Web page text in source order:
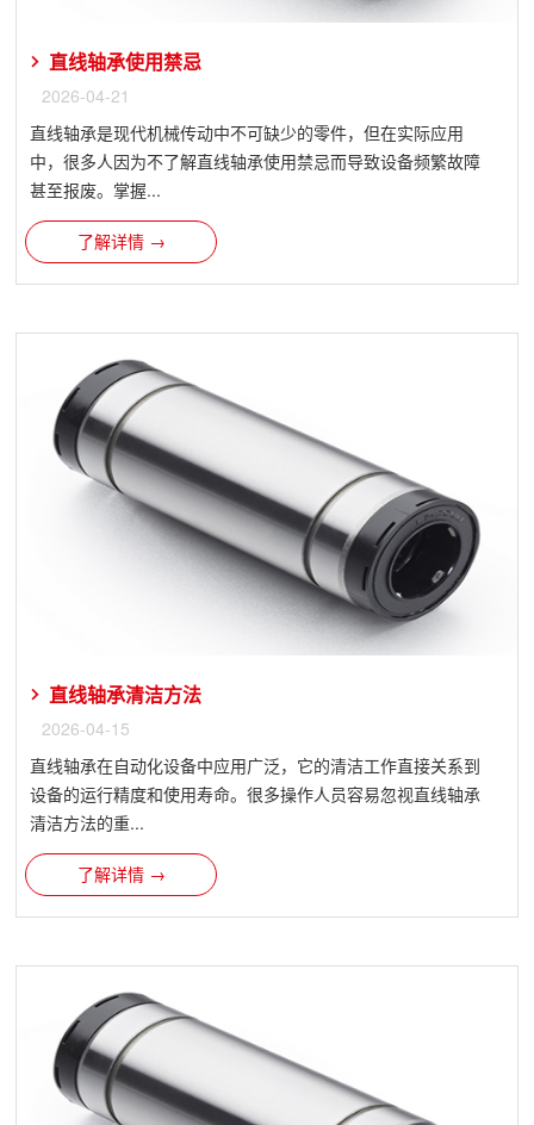
直线轴承使用禁忌
2026-04-21
直线轴承是现代机械传动中不可缺少的零件，但在实际应用
中，很多人因为不了解直线轴承使用禁忌而导致设备频繁故障
甚至报废。掌握...
了解详情 →
直线轴承清洁方法
2026-04-15
直线轴承在自动化设备中应用广泛，它的清洁工作直接关系到
设备的运行精度和使用寿命。很多操作人员容易忽视直线轴承
清洁方法的重...
了解详情 →